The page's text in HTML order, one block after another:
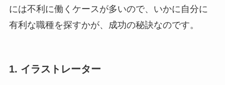
には不利に働くケースが多いので、いかに自分に
有利な職種を探すかが、成功の秘訣なのです。
1. イラストレーター